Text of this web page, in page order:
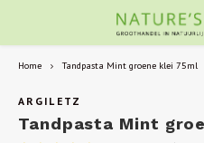
Home Tandpasta Mint groene klei 75ml
ARGILETZ
Tandpasta Mint